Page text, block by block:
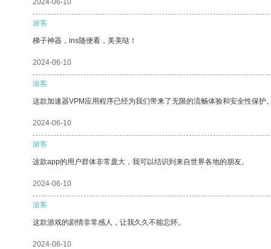
2024-06-10
游客
梯子神器，ins随便看，美美哒！
2024-06-10
游客
这款加速器VPM应用程序已经为我们带来了无限的流畅体验和安全性保护
2024-06-10
游客
这款app的用户群体非常庞大，我可以结识到来自世界各地的朋友。
2024-06-10
游客
这款游戏的剧情非常感人，让我久久不能忘怀。
2024-06-10